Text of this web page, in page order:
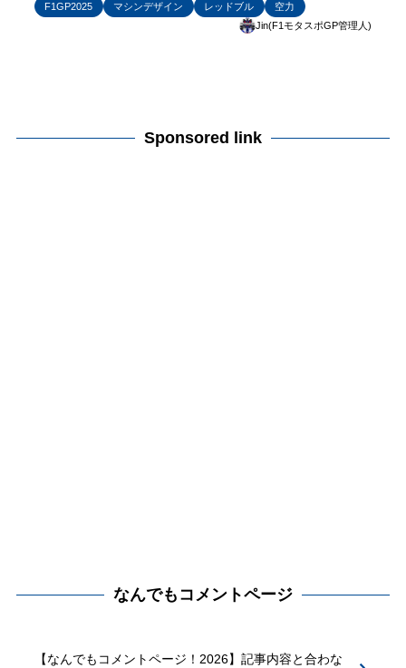
F1GP2025 マシンデザイン レッドブル
空力
Jin(F1モタスポGP管理人)
Sponsored link
なんでもコメントページ
【なんでもコメントページ！2026】記事内容と合わな